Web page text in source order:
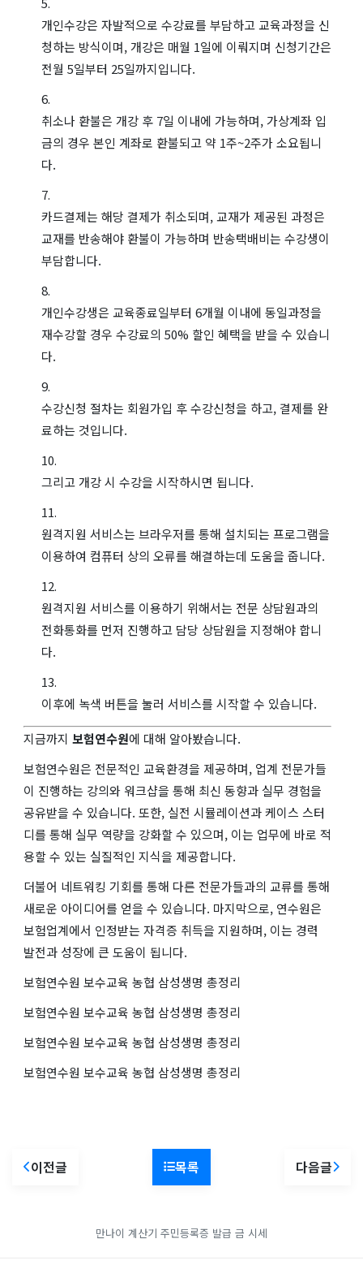
개인수강은 자발적으로 수강료를 부담하고 교육과정을 신
청하는 방식이며, 개강은 매월 1일에 이뤄지며 신청기간은
전월 5일부터 25일까지입니다.
취소나 환불은 개강 후 7일 이내에 가능하며, 가상계좌 입
금의 경우 본인 계좌로 환불되고 약 1주~2주가 소요됩니
다.
카드결제는 해당 결제가 취소되며, 교재가 제공된 과정은
교재를 반송해야 환불이 가능하며 반송택배비는 수강생이
부담합니다.
개인수강생은 교육종료일부터 6개월 이내에 동일과정을
재수강할 경우 수강료의 50% 할인 혜택을 받을 수 있습니
다.
수강신청 절차는 회원가입 후 수강신청을 하고, 결제를 완
료하는 것입니다.
그리고 개강 시 수강을 시작하시면 됩니다.
원격지원 서비스는 브라우저를 통해 설치되는 프로그램을
이용하여 컴퓨터 상의 오류를 해결하는데 도움을 줍니다.
원격지원 서비스를 이용하기 위해서는 전문 상담원과의
전화통화를 먼저 진행하고 담당 상담원을 지정해야 합니
다.
이후에 녹색 버튼을 눌러 서비스를 시작할 수 있습니다.
지금까지 보험연수원에 대해 알아봤습니다.
보험연수원은 전문적인 교육환경을 제공하며, 업계 전문가들
이 진행하는 강의와 워크샵을 통해 최신 동향과 실무 경험을
공유받을 수 있습니다. 또한, 실전 시뮬레이션과 케이스 스터
디를 통해 실무 역량을 강화할 수 있으며, 이는 업무에 바로 적
용할 수 있는 실질적인 지식을 제공합니다.
더불어 네트워킹 기회를 통해 다른 전문가들과의 교류를 통해
새로운 아이디어를 얻을 수 있습니다. 마지막으로, 연수원은
보험업계에서 인정받는 자격증 취득을 지원하며, 이는 경력
발전과 성장에 큰 도움이 됩니다.
보험연수원 보수교육 농협 삼성생명 총정리
보험연수원 보수교육 농협 삼성생명 총정리
보험연수원 보수교육 농협 삼성생명 총정리
보험연수원 보수교육 농협 삼성생명 총정리
이전글 목록 다음글
만나이 계산기 주민등록증 발급 금 시세